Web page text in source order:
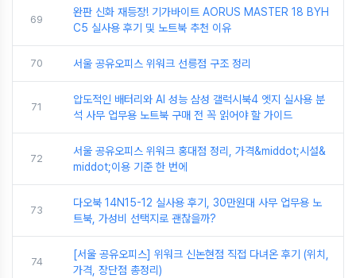
69
완판 신화 재등장! 기가바이트 AORUS MASTER 18 BYH
C5 실사용 후기 및 노트북 추천 이유
70 서울 공유오피스 위워크 선릉점 구조 정리
71
압도적인 배터리와 AI 성능 삼성 갤럭시북4 엣지 실사용 분
석 사무 업무용 노트북 구매 전 꼭 읽어야 할 가이드
72
서울 공유오피스 위워크 홍대점 정리, 가격&middot;시설&
middot;이용 기준 한 번에
73
다오북 14N15-12 실사용 후기, 30만원대 사무 업무용 노
트북, 가성비 선택지로 괜찮을까?
74
[서울 공유오피스] 위워크 신논현점 직접 다녀온 후기 (위치,
가격, 장단점 총정리)